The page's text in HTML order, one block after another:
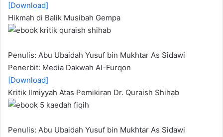
[Download]
Hikmah di Balik Musibah Gempa
Penulis: Abu Ubaidah Yusuf bin Mukhtar As Sidawi
Penerbit: Media Dakwah Al-Furqon
[Download]
Kritik Ilmiyyah Atas Pemikiran Dr. Quraish Shihab
Penulis: Abu Ubaidah Yusuf bin Mukhtar As Sidawi